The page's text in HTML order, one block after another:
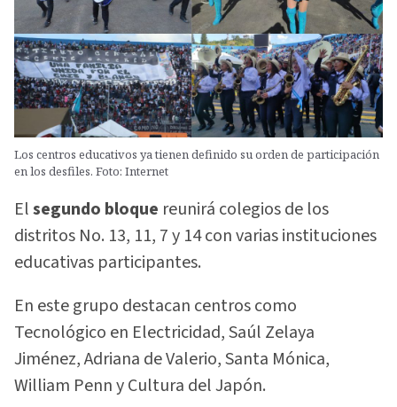
Los centros educativos ya tienen definido su orden de participación
en los desfiles. Foto: Internet
Elsegundo bloque reunirá colegios de los
distritos No. 13, 11, 7 y 14 con varias instituciones
educativas participantes.
En este grupo destacan centros como
Tecnológico en Electricidad, Saúl Zelaya
Jiménez, Adriana de Valerio, Santa Mónica,
William Penn y Cultura del Japón.